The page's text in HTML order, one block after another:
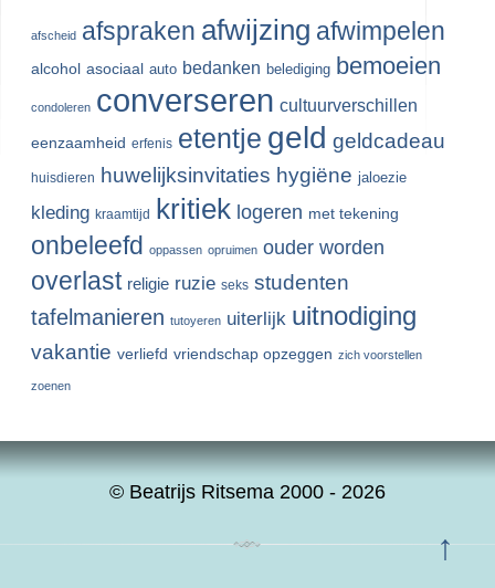
↑
afscheid afspraken afwijzing afwimpelen
alcohol asociaal auto bedanken belediging bemoeien
condoleren converseren cultuurverschillen
eenzaamheid erfenis etentje geld geldcadeau
huisdieren huwelijksinvitaties hygiëne jaloezie
kleding kraamtijd kritiek logeren met tekening
onbeleefd oppassen opruimen ouder worden
overlast religie ruzie seks studenten
tafelmanieren tutoyeren uiterlijk uitnodiging
vakantie verliefd vriendschap opzeggen zich voorstellen
zoenen
© Beatrijs Ritsema 2000 - 2026